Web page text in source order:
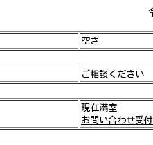
空き
ご相談ください
現在満室
お問い合わせ受